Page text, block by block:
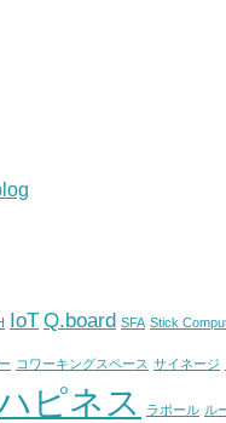
IoT Q.board SFA Stick
コワーキングスペース サイネージ
ピネス ラポール ル